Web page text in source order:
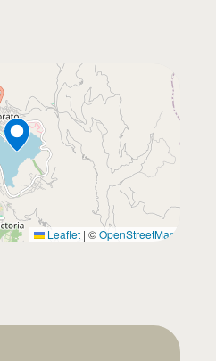
Leaflet | ©OpenStreetMap